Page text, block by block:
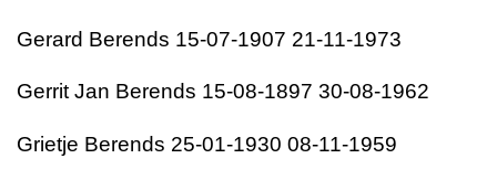
Gerard Berends 15-07-1907 21-11-1973
Gerrit Jan Berends 15-08-1897 30-08-1962
Grietje Berends 25-01-1930 08-11-1959